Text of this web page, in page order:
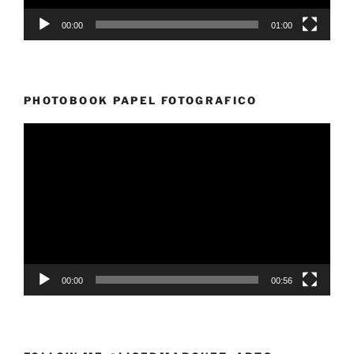
00:00 01:00
PHOTOBOOK PAPEL FOTOGRAFICO
00:00 00:56